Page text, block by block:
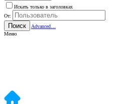
Искать только в заголовках
От:
Поиск
Advanced…
Меню